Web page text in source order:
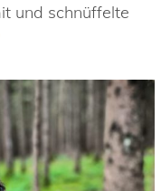
und schnüffelte